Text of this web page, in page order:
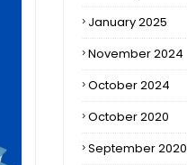
January 2025
November 2024
October 2024
October 2020
September 2020